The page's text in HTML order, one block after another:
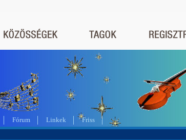
Fórum Linkek Friss